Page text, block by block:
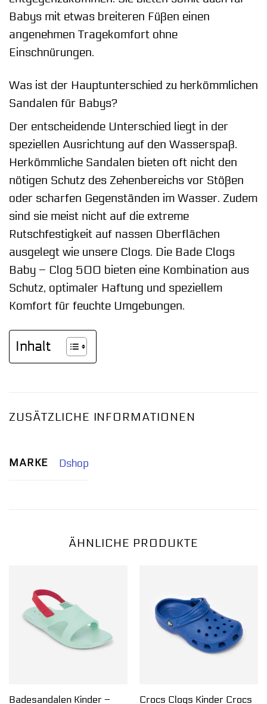
Babys mit etwas breiteren Füßen einen
angenehmen Tragekomfort ohne
Einschnürungen.
Was ist der Hauptunterschied zu herkömmlichen
Sandalen für Babys?
Der entscheidende Unterschied liegt in der
speziellen Ausrichtung auf den Wasserspaß.
Herkömmliche Sandalen bieten oft nicht den
nötigen Schutz des Zehenbereichs vor Stößen
oder scharfen Gegenständen im Wasser. Zudem
sind sie meist nicht auf die extreme
Rutschfestigkeit auf nassen Oberflächen
ausgelegt wie unsere Clogs. Die Bade Clogs
Baby – Clog 500 bieten eine Kombination aus
Schutz, optimaler Haftung und speziellem
Komfort für feuchte Umgebungen.
Inhalt
ZUSÄTZLICHE INFORMATIONEN
MARKE Dshop
ÄHNLICHE PRODUKTE
Badesandalen Kinder – Crocs Clogs Kinder Crocs